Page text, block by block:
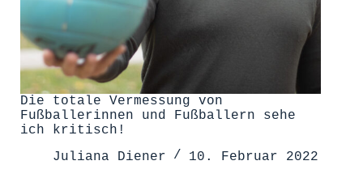
Die totale Vermessung von
Fußballerinnen und Fußballern sehe
ich kritisch!
Juliana Diener
10. Februar 2022